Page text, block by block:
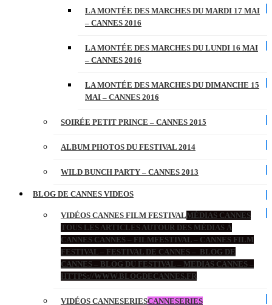
LA MONTÉE DES MARCHES DU MARDI 17 MAI
– CANNES 2016
LA MONTÉE DES MARCHES DU LUNDI 16 MAI
– CANNES 2016
LA MONTÉE DES MARCHES DU DIMANCHE 15
MAI – CANNES 2016
SOIRÉE PETIT PRINCE – CANNES 2015
ALBUM PHOTOS DU FESTIVAL 2014
WILD BUNCH PARTY – CANNES 2013
BLOG DE CANNES VIDEOS
VIDÉOS CANNES FILM FESTIVALMÉDIAS CANNES
TOUS LES ARTICLES AUTOUR DES MÉDIAS À
CANNES CANNES – FILMFESTIVAL – CANNES FILM
FESTIVAL – FESTIVAL DE CANNES – BLOG DE
CANNES – BLOG DU FESTIVAL – MEDIAS CANNES –
HTTPS://WWW.BLOGDECANNES.FR
VIDÉOS CANNESERIESCANNESERIES